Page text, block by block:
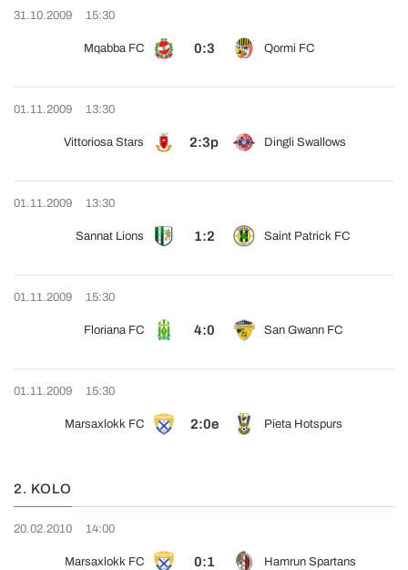
31.10.2009 15:30
Mqabba FC 0:3 Qormi FC
01.11.2009 13:30
Vittoriosa Stars 2:3p Dingli Swallows
01.11.2009 13:30
Sannat Lions 1:2 Saint Patrick FC
01.11.2009 15:30
Floriana FC 4:0 San Gwann FC
01.11.2009 15:30
Marsaxlokk FC 2:0e Pieta Hotspurs
2. KOLO
20.02.2010 14:00
Marsaxlokk FC 0:1 Hamrun Spartans